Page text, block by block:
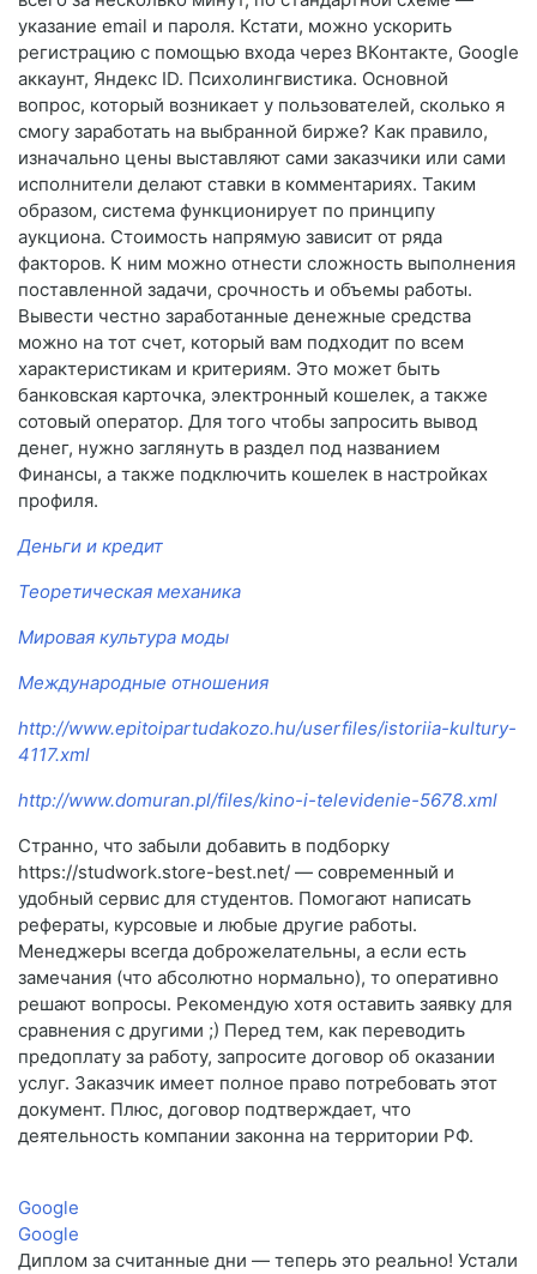
указание email и пароля. Кстати, можно ускорить
регистрацию с помощью входа через ВКонтакте, Google
аккаунт, Яндекс ID. Психолингвистика. Основной
вопрос, который возникает у пользователей, сколько я
смогу заработать на выбранной бирже? Как правило,
изначально цены выставляют сами заказчики или сами
исполнители делают ставки в комментариях. Таким
образом, система функционирует по принципу
аукциона. Стоимость напрямую зависит от ряда
факторов. К ним можно отнести сложность выполнения
поставленной задачи, срочность и объемы работы.
Вывести честно заработанные денежные средства
можно на тот счет, который вам подходит по всем
характеристикам и критериям. Это может быть
банковская карточка, электронный кошелек, а также
сотовый оператор. Для того чтобы запросить вывод
денег, нужно заглянуть в раздел под названием
Финансы, а также подключить кошелек в настройках
профиля.
Деньги и кредит
Теоретическая механика
Мировая культура моды
Международные отношения
http://www.epitoipartudakozo.hu/userfiles/istoriia-kultury-
4117.xml
http://www.domuran.pl/files/kino-i-televidenie-5678.xml
Странно, что забыли добавить в подборку
https://studwork.store-best.net/ — современный и
удобный сервис для студентов. Помогают написать
рефераты, курсовые и любые другие работы.
Менеджеры всегда доброжелательны, а если есть
замечания (что абсолютно нормально), то оперативно
решают вопросы. Рекомендую хотя оставить заявку для
сравнения с другими ;) Перед тем, как переводить
предоплату за работу, запросите договор об оказании
услуг. Заказчик имеет полное право потребовать этот
документ. Плюс, договор подтверждает, что
деятельность компании законна на территории РФ.
Google
Google
Диплом за считанные дни — теперь это реально! Устали